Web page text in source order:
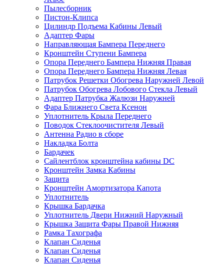
Пылесборник
Пистон-Клипса
Цилиндр Подъема Кабины Левый
Адаптер Фары
Направляющая Бампера Переднего
Кронштейн Ступени Бампера
Опора Переднего Бампера Нижняя Правая
Опора Переднего Бампера Нижняя Левая
Патрубок Решетки Обогрева Наружней Левой
Патрубок Обогрева Лобового Стекла Левый
Адаптер Патрубка Жалюзи Наружней
Фара Ближнего Света Ксенон
Уплотнитель Крыла Переднего
Поводок Стеклоочистителя Левый
Антенна Радио в сборе
Накладка Болта
Бардачек
Сайлентблок кронштейна кабины DC
Кронштейн Замка Кабины
Защита
Кронштейн Амортизатора Капота
Уплотнитель
Крышка Бардачка
Уплотнитель Двери Нижний Наружный
Крышка Защита Фары Правой Нижняя
Рамка Тахографа
Клапан Сиденья
Клапан Сиденья
Клапан Сиденья